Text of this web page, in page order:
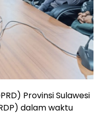
Provinsi Sulawesi
dalam waktu